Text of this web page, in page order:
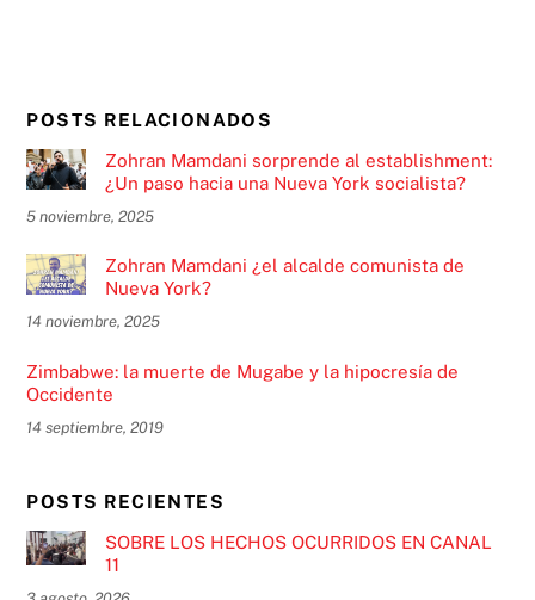
POSTS RELACIONADOS
Zohran Mamdani sorprende al establishment:
¿Un paso hacia una Nueva York socialista?
5 noviembre, 2025
Zohran Mamdani ¿el alcalde comunista de
Nueva York?
14 noviembre, 2025
Zimbabwe: la muerte de Mugabe y la hipocresía de
Occidente
14 septiembre, 2019
POSTS RECIENTES
SOBRE LOS HECHOS OCURRIDOS EN CANAL
11